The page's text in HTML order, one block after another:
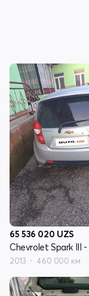
65 536 020 UZS
2013 460 000 км